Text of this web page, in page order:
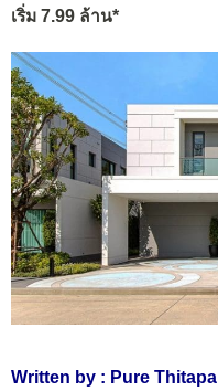
เริ่ม 7.99 ล้าน*
Written by : Pure Thitapa